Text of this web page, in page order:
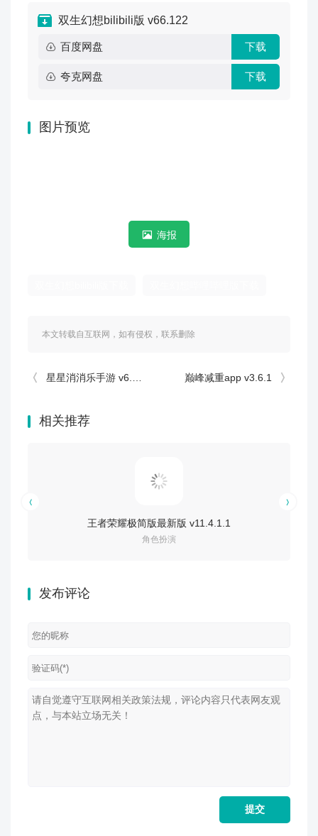
双生幻想bilibili版 v66.122
百度网盘 下载
夸克网盘 下载
图片预览
海报
本文转载自互联网，如有侵权，联系删除
星星消消乐手游 v6.3.2 巅峰减重app v3.6.1
相关推荐
王者荣耀极简版最新版 v11.4.1.1
角色扮演
发布评论